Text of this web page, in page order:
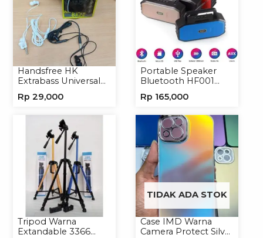
Handsfree HK
Extrabass Universal
Earphone Headset
Rp 29,000
Portable Speaker
Bluetooth HF001
Wireless
Rp 165,000
Tripod Warna
Extandable 3366
TIDAK ADA STOK
Case IMD Warna
Camera Protect Silver